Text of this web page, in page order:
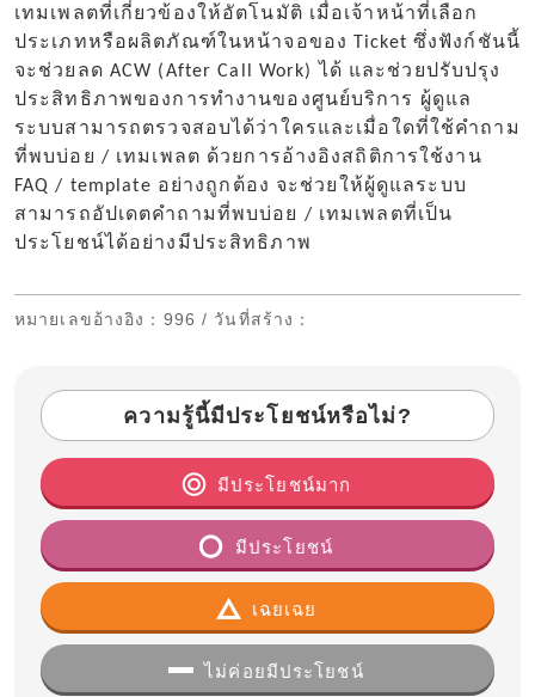
เทมเพลตที่เกี่ยวข้องให้อัตโนมัติ เมื่อเจ้าหน้าที่เลือก
ประเภทหรือผลิตภัณฑ์ในหน้าจอของ Ticket ซึ่งฟังก์ชันนี้
จะช่วยลด ACW (After Call Work) ได้ และช่วยปรับปรุง
ประสิทธิภาพของการทำงานของศูนย์บริการ ผู้ดูแล
ระบบสามารถตรวจสอบได้ว่าใครและเมื่อใดที่ใช้คำถาม
ที่พบบ่อย / เทมเพลต ด้วยการอ้างอิงสถิติการใช้งาน
FAQ / template อย่างถูกต้อง จะช่วยให้ผู้ดูแลระบบ
สามารถอัปเดตคำถามที่พบบ่อย / เทมเพลตที่เป็น
ประโยชน์ได้อย่างมีประสิทธิภาพ
หมายเลขอ้างอิง ：996 / วันที่สร้าง ：
ความรู้นี้มีประโยชน์หรือไม่?
มีประโยชน์มาก
มีประโยชน์
เฉยเฉย
ไม่ค่อยมีประโยชน์